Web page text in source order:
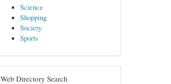
Science
Shopping
Society
Sports
Web Directory Search